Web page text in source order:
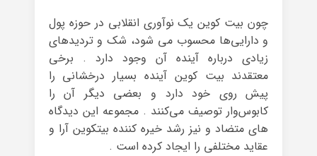
چون بیت کوین یک نوآوری انقلابی در حوزه پول
و دارایی‌ها محسوب می شود، شک و تردیدهای
زیادی درباره آینده آن وجود دارد . برخی
معتقدند بیت کوین آینده بسیار درخشانی را
پیش روی خود دارد و بعضی دیگر آن را
کابوس‌وار توصیف می‌کنند . مجموعه این دیدگاه
های متضاد و نیز رشد خیره کننده بیتکوین آرا و
عقاید مختلفی را ایجاد کرده است .